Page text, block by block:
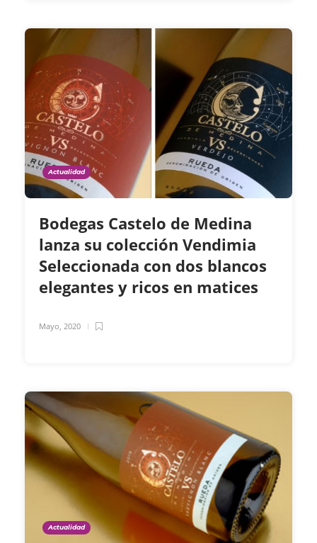
Actualidad
Bodegas Castelo de Medina
lanza su colección Vendimia
Seleccionada con dos blancos
elegantes y ricos en matices
Mayo, 2020
Actualidad